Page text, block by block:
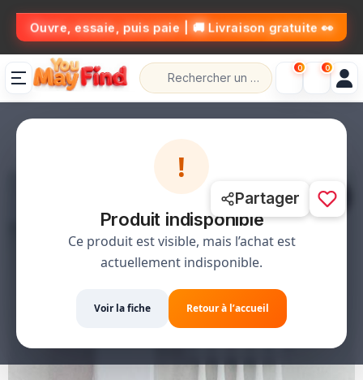
👀 Ouvre, essaie, puis paie | 🚚 Livraison gratuite
!
Produit indisponible
Ce produit est visible, mais l’achat est
actuellement indisponible.
Voir la fiche Retour à l’accueil
📦 حل،قلب،عاد خلص
1 / 6
Partager
0 0